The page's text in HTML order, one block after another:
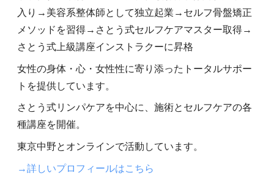
入り→美容系整体師として独立起業→セルフ骨盤矯正
メソッドを習得→さとう式セルフケアマスター取得→
さとう式上級講座インストラクーに昇格
女性の身体・心・女性性に寄り添ったトータルサポー
トを提供しています。
さとう式リンパケアを中心に、施術とセルフケアの各
種講座を開催。
東京中野とオンラインで活動しています。
→詳しいプロフィールはこちら